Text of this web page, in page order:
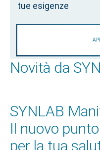
tue esigenze
Novità da
SYNLAB
Il nuovo
per la tua